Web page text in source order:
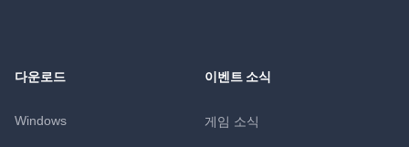
다운로드
Windows
이벤트 소식
게임 소식